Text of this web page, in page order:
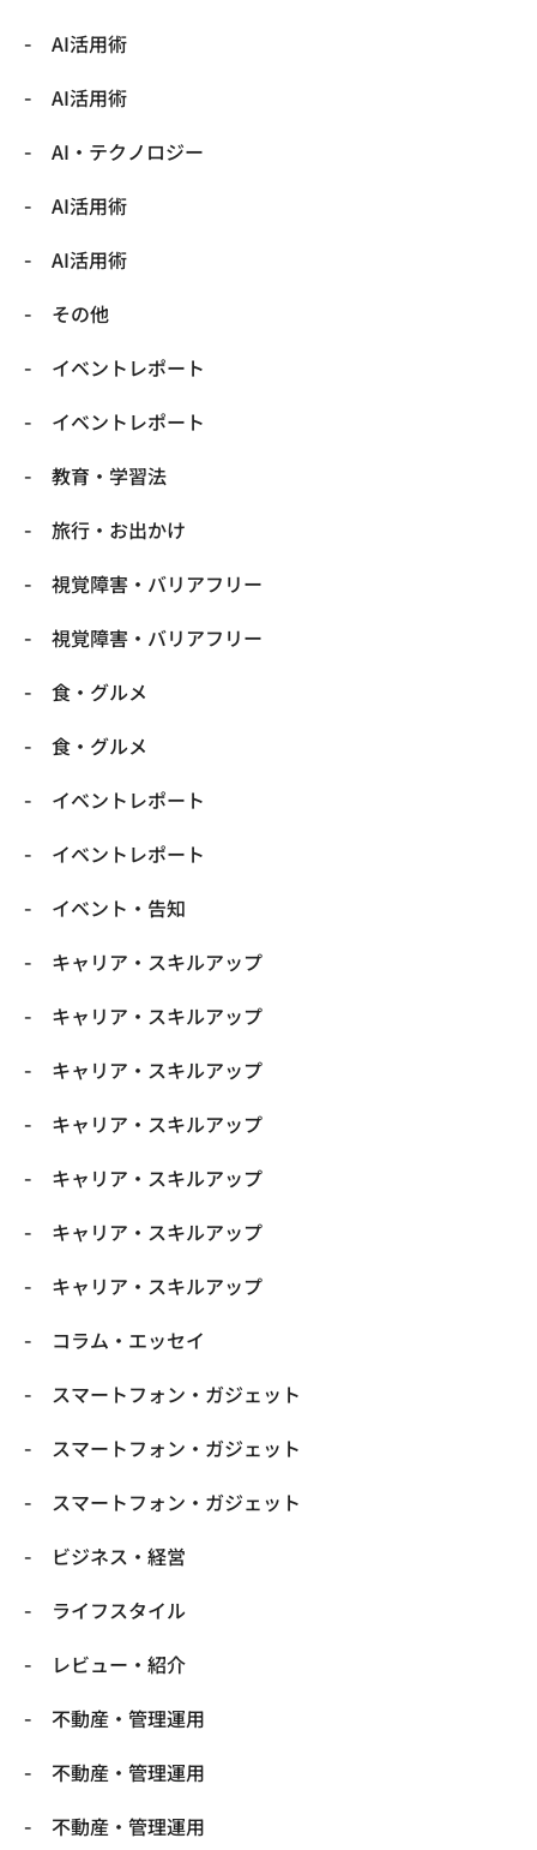
AI活用術
AI活用術
​AI・テクノロジー
​AI活用術
​AI活用術
​その他
​イベントレポート
​イベントレポート
​教育・学習法
​旅行・お出かけ
​視覚障害・バリアフリー
​視覚障害・バリアフリー
​食・グルメ
​食・グルメ
イベントレポート
イベントレポート
イベント・告知
キャリア・スキルアップ
キャリア・スキルアップ
キャリア・スキルアップ
キャリア・スキルアップ
キャリア・スキルアップ
キャリア・スキルアップ
キャリア・スキルアップ
コラム・エッセイ
スマートフォン・ガジェット
スマートフォン・ガジェット
スマートフォン・ガジェット
ビジネス・経営
ライフスタイル
レビュー・紹介
不動産・管理運用
不動産・管理運用
不動産・管理運用